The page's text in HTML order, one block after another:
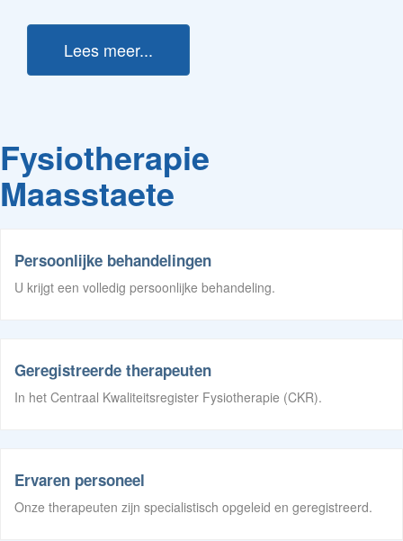
Lees meer...
Fysiotherapie
Maasstaete
Persoonlijke behandelingen
U krijgt een volledig persoonlijke behandeling.
Geregistreerde therapeuten
In het Centraal Kwaliteitsregister Fysiotherapie (CKR).
Ervaren personeel
Onze therapeuten zijn specialistisch opgeleid en geregistreerd.